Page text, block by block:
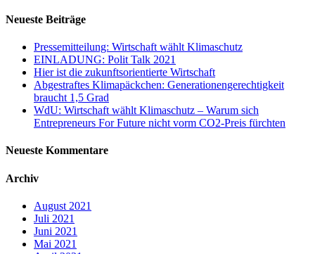
Neueste Beiträge
Pressemitteilung: Wirtschaft wählt Klimaschutz
EINLADUNG: Polit Talk 2021
Hier ist die zukunftsorientierte Wirtschaft
Abgestraftes Klimapäckchen: Generationengerechtigkeit
braucht 1,5 Grad
WdU: Wirtschaft wählt Klimaschutz – Warum sich
Entrepreneurs For Future nicht vorm CO2-Preis fürchten
Neueste Kommentare
Archiv
August 2021
Juli 2021
Juni 2021
Mai 2021